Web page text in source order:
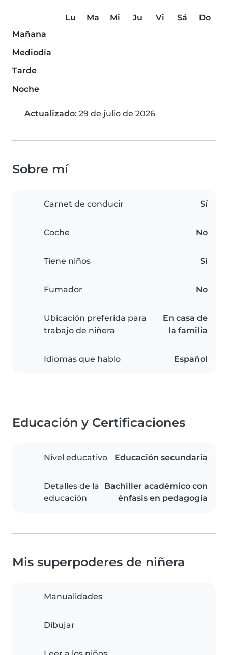
Lu Ma Mi Ju Vi Sá
Do
Mañana
Mediodía
Tarde
Noche
Actualizado: 29 de julio de 2026
Sobre mí
Carnet de conducir Sí
Coche No
Tiene niños Sí
Fumador No
Ubicación preferida para
trabajo de niñera
En casa de
la familia
Idiomas que hablo Español
Educación y Certificaciones
Nivel educativo Educación secundaria
Detalles de la
educación
Bachiller académico con
énfasis en pedagogía
Mis superpoderes de niñera
Manualidades
Dibujar